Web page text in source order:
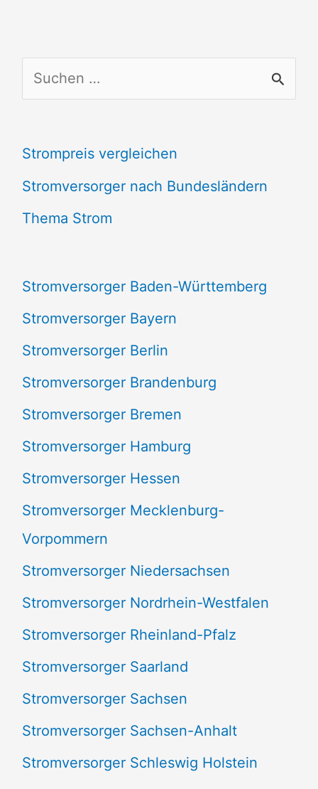
u
h
e
n
h
:
Strompreis vergleichen
Stromversorger nach Bundesländern
Thema Strom
Stromversorger Baden-Württemberg
Stromversorger Bayern
Stromversorger Berlin
Stromversorger Brandenburg
Stromversorger Bremen
Stromversorger Hamburg
Stromversorger Hessen
Stromversorger Mecklenburg-
Vorpommern
Stromversorger Niedersachsen
Stromversorger Nordrhein-Westfalen
Stromversorger Rheinland-Pfalz
Stromversorger Saarland
Stromversorger Sachsen
Stromversorger Sachsen-Anhalt
Stromversorger Schleswig Holstein